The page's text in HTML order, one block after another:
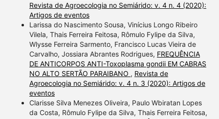
Revista de Agroecologia no Semiárido: v. 4 n. 4 (2020):
Artigos de eventos
Larissa do Nascimento Sousa, Vinícius Longo Ribeiro
Vilela, Thais Ferreira Feitosa, Rômulo Fylipe da Silva,
Wlysse Ferreira Sarmento, Francisco Lucas Vieira de
Carvalho, Jossiara Abrantes Rodrigues, FREQUÊNCIA
DE ANTICORPOS ANTI-Toxoplasma gondii EM CABRAS
NO ALTO SERTÃO PARAIBANO , Revista de
Agroecologia no Semiárido: v. 4 n. 3 (2020): Artigos de
eventos
Clarisse Silva Menezes Oliveira, Paulo Wbiratan Lopes
da Costa, Rômulo Fylipe da Silva, Thais Ferreira Feitosa,